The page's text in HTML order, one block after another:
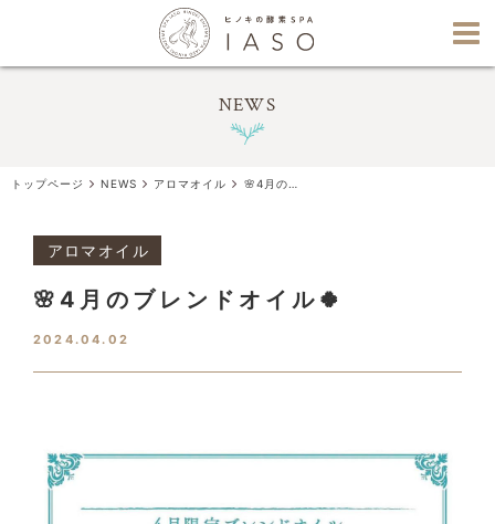
NEWS
トップページ NEWS アロマオイル
アロマオイル
🌸4月のブレンドオイル🍀
2024.04.02